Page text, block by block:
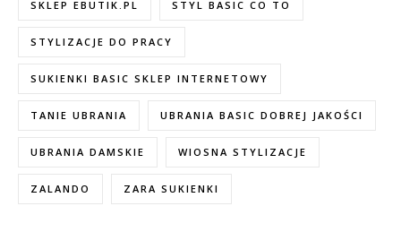
SKLEP EBUTIK.PL STYL BASIC CO TO
STYLIZACJE DO PRACY
SUKIENKI BASIC SKLEP INTERNETOWY
TANIE UBRANIA UBRANIA BASIC DOBREJ JAKOŚCI
UBRANIA DAMSKIE WIOSNA STYLIZACJE
ZALANDO ZARA SUKIENKI